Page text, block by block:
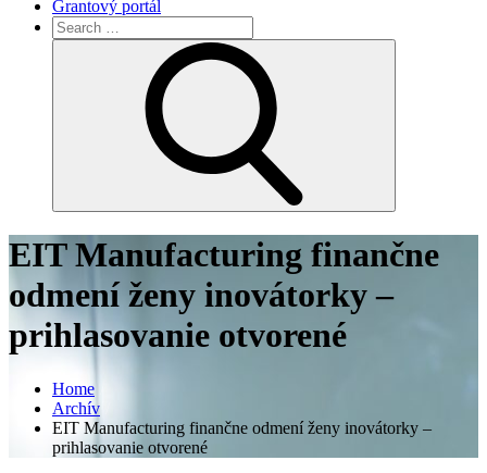
Grantový portál
Search
for:
EIT Manufacturing finančne
odmení ženy inovátorky –
prihlasovanie otvorené
Home
Archív
EIT Manufacturing finančne odmení ženy inovátorky –
prihlasovanie otvorené